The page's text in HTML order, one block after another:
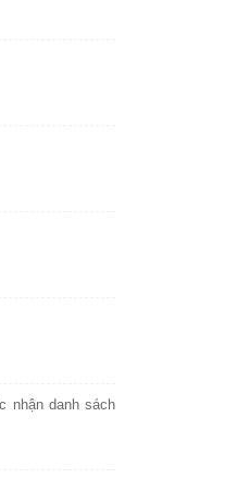
nhận danh sách